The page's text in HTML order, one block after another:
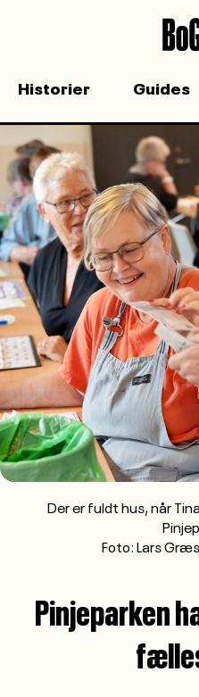
Historier Guides